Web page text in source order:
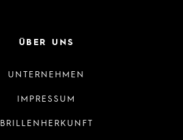
ÜBER UNS
UNTERNEHMEN
IMPRESSUM
BRILLENHERKUNFT